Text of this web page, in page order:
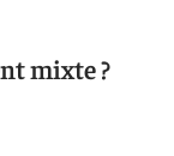
mixte ?